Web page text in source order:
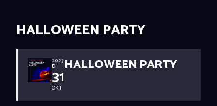
DRINKS
EVENTS
LOCATION
ABOUT
RESERVIERUNG
HALLOWEEN PARTY
2023
DI
31
OKT
HALLOWEEN PARTY